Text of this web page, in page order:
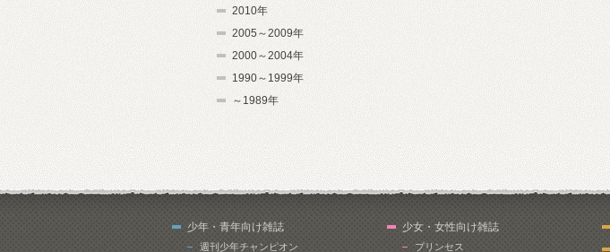
2010年
2005～2009年
2000～2004年
1990～1999年
～1989年
少年・青年向け雑誌
週刊少年チャンピオン
少女・女性向け雑誌
プリンセス